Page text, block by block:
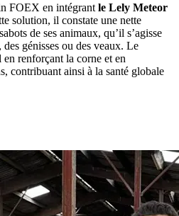
FOEX en intégrant le Lely Meteor
solution, il constate une nette
de ses animaux, qu’il s’agisse
génisses ou des veaux. Le
renforçant la corne et en
contribuant ainsi à la santé globale